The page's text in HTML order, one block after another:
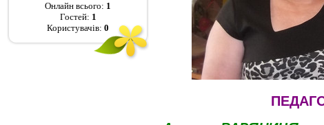
Онлайн всього: 1
Гостей: 1
Користувачів: 0